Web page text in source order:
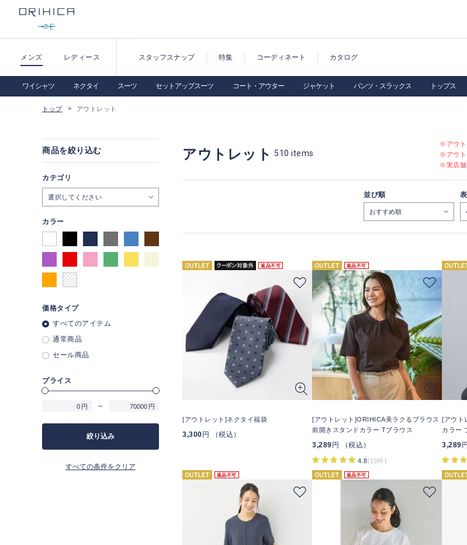
メンズ レディース スタッフスナップ 特集 コーディネート カタログ
ワイシャツ ネクタイ スーツ セットアップスーツ コート・アウター ジャケット パンツ・スラックス トップス
トップ アウトレット
アウトレット 510 items
※アウト
※アウト
※実店舗
並び順
返品不可
[アウトレット]ネクタイ福袋
3,300 円 （税込）
返品不可
[アウトレット]ORIHICA美ラクるブラウス
前開きスタンドカラー Tブラウス
3,289 円 （税込）
4.8(10件)
[アウト
カラー
3,289
返品不可 返品不可
商品を絞り込む
カテゴリ
選択してください
カラー
価格タイプ
すべてのアイテム
通常商品
セール商品
プライス
円 ～ 円
絞り込み
すべての条件をクリア